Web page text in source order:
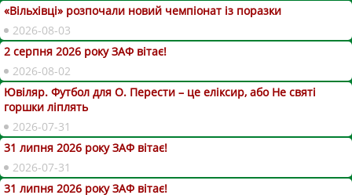
«Вільхівці» розпочали новий чемпіонат із поразки
2026-08-03
2 серпня 2026 року ЗАФ вітає!
2026-08-02
Ювіляр. Футбол для О. Перести – це еліксир, або Не святі
горшки ліплять
2026-07-31
31 липня 2026 року ЗАФ вітає!
2026-07-31
31 липня 2026 року ЗАФ вітає!